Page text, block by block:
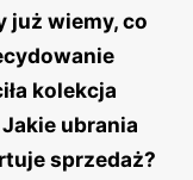
już wiemy, co
kolekcja
ubrania
sprzedaż?